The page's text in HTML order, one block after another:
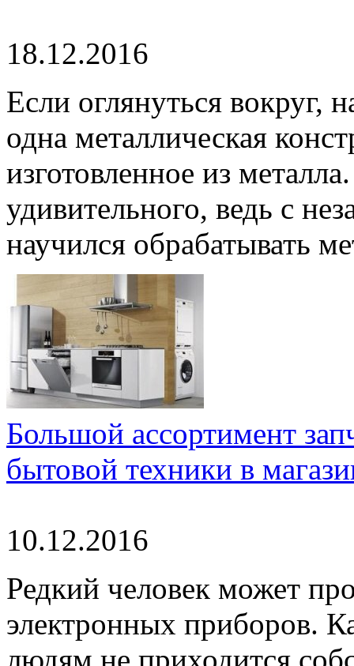
18.12.2016
Если оглянуться вокруг,
одна металлическая
изготовленное из
удивительного, ведь с
научился обрабатывать
Большой ассортимент
бытовой техники в
10.12.2016
Редкий человек может
электронных приборов.
людям не приходится